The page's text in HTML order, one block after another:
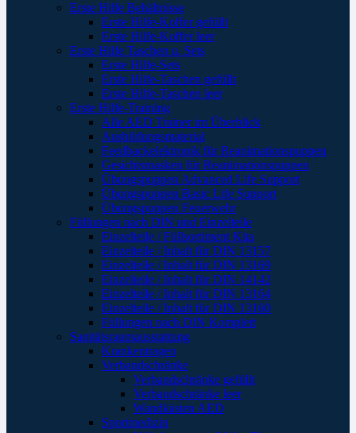
Erste Hilfe Behältnisse
Erste Hilfe-Koffer gefüllt
Erste Hilfe-Koffer leer
Erste Hilfe Taschen u. Sets
Erste Hilfe-Sets
Erste Hilfe-Taschen gefüllt
Erste Hilfe-Taschen leer
Erste Hilfe-Training
Alle AED Trainer im Überblick
Ausbildungsmaterial
Feedbackelektronik für Reanimationspuppen
Gesichtsmasken für Reanimationspuppen
Übungspuppen Advanced Life Support
Übungspuppen Basic Life Support
Übungspuppen Feuerwehr
Füllungen nach DIN und Einzelteile
Einzelteile / Füllsortiment Kita
Einzelteile / Inhalt für DIN 13157
Einzelteile / Inhalt für DIN 13169
Einzelteile / Inhalt für DIN 14142
Einzelteile / Inhalt für DIN 13164
Einzelteile / Inhalt für DIN 13160
Füllungen nach DIN Komplett
Sanitätsraumausstattung
Krankentragen
Verbandschränke
Verbandschränke gefüllt
Verbandschränke leer
Wandkästen AED
Sportmedizin